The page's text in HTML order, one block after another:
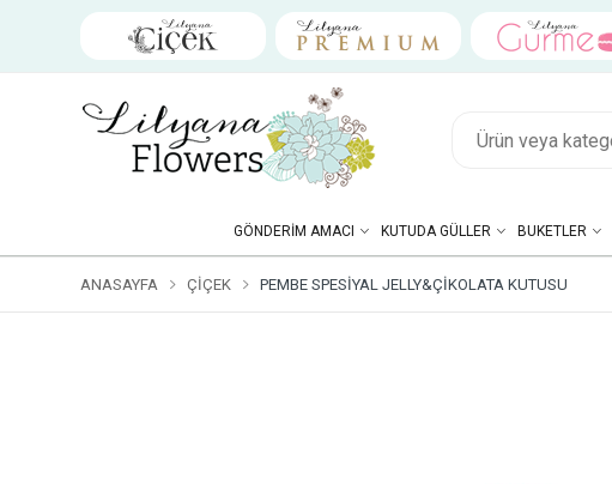
GÖNDERIM AMACI KUTUDA GÜLLER BUKETLER
ANASAYFA ÇIÇEK PEMBE SPESIYAL JELLY&ÇIKOLATA KUTUSU